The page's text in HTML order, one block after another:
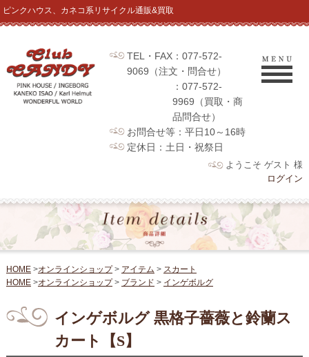
ピンクハウス、カネコ系リサイクル通販&買取
TEL・FAX：077-572-
9069（注文・問合せ）
：077-572-
9969（買取・商
品問合せ）
お問合せ等：平日10～16時
定休日：土日・祝祭日
ようこそ ゲスト 様
ログイン
HOME>オンラインショップ> アイテム > スカート
HOME>オンラインショップ> ブランド > インゲボルグ
インゲボルグ 黒格子薔薇と鈴蘭ス
カート【S】